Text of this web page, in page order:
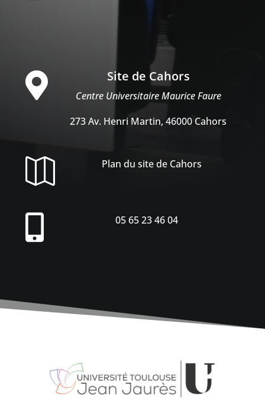
 Site de Cahors
Centre Universitaire Maurice Faure
273 Av. Henri Martin, 46000 Cahors
 Plan du site de Cahors
 05 65 23 46 04